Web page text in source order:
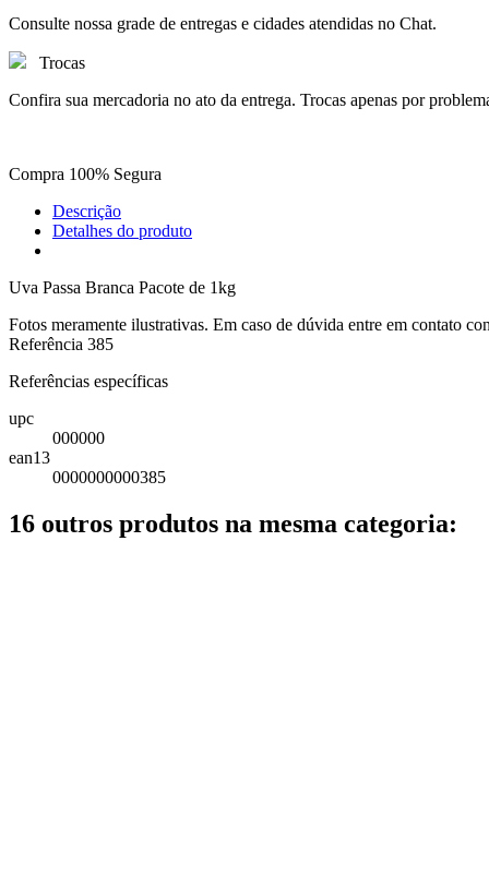
Consulte nossa grade de entregas e cidades atendidas no Chat.
Trocas
Confira sua mercadoria no ato da entrega. Trocas apenas por
Compra 100% Segura
Descrição
Detalhes do produto
Uva Passa Branca Pacote de 1kg
Fotos meramente ilustrativas. Em caso de dúvida entre em contato
Referência 385
Referências específicas
upc
000000
ean13
0000000000385
16 outros produtos na mesma categoria: